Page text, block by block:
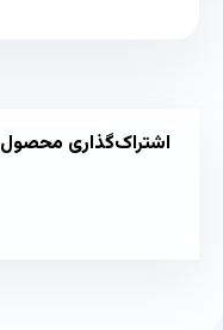
اشتراک‌گذاری محصول